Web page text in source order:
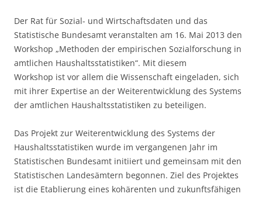
Der Rat für Sozial- und Wirtschaftsdaten und das
Statistische Bundesamt veranstalten am 16. Mai 2013 den
Workshop „Methoden der empirischen Sozialforschung in
amtlichen Haushaltsstatistiken“. Mit diesem
Workshop ist vor allem die Wissenschaft eingeladen, sich
mit ihrer Expertise an der Weiterentwicklung des Systems
der amtlichen Haushaltsstatistiken zu beteiligen.
Das Projekt zur Weiterentwicklung des Systems der
Haushaltsstatistiken wurde im vergangenen Jahr im
Statistischen Bundesamt initiiert und gemeinsam mit den
Statistischen Landesämtern begonnen. Ziel des Projektes
ist die Etablierung eines kohärenten und zukunftsfähigen